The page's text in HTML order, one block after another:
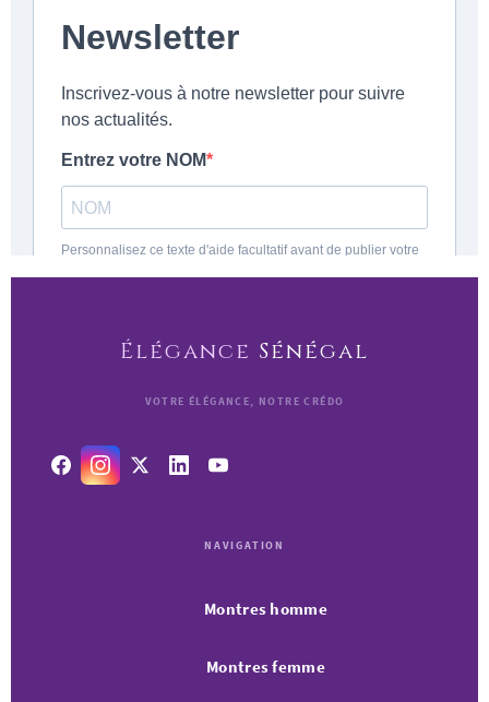
Élégance Sénégal
VOTRE ÉLÉGANCE, NOTRE CRÉDO
NAVIGATION
Montres homme
Montres femme